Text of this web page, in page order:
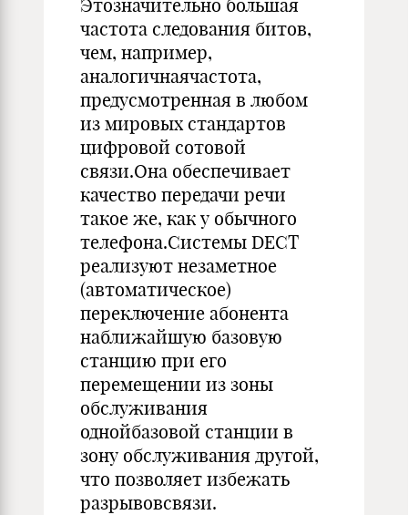
Этозначительно большая
частота следования битов,
чем, например,
аналогичнаячастота,
предусмотренная в любом
из мировых стандартов
цифровой сотовой
связи.Она обеспечивает
качество передачи речи
такое же, как у обычного
телефона.Системы DECT
реализуют незаметное
(автоматическое)
переключение абонента
наближайшую базовую
станцию при его
перемещении из зоны
обслуживания
однойбазовой станции в
зону обслуживания другой,
что позволяет избежать
разрывовсвязи.